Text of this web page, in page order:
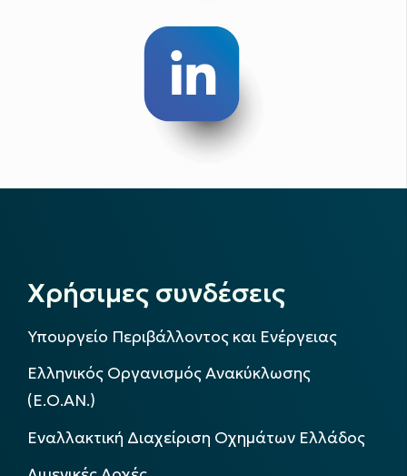
Χρήσιμες συνδέσεις
Υπουργείο Περιβάλλοντος και Ενέργειας
Ελληνικός Οργανισμός Ανακύκλωσης
(Ε.Ο.ΑΝ.)
Εναλλακτική Διαχείριση Οχημάτων Ελλάδος